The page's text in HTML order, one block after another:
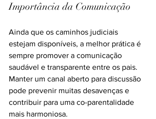
Importância da Comunicação
Ainda que os caminhos judiciais
estejam disponíveis, a melhor prática é
sempre promover a comunicação
saudável e transparente entre os pais.
Manter um canal aberto para discussão
pode prevenir muitas desavenças e
contribuir para uma co-parentalidade
mais harmoniosa.